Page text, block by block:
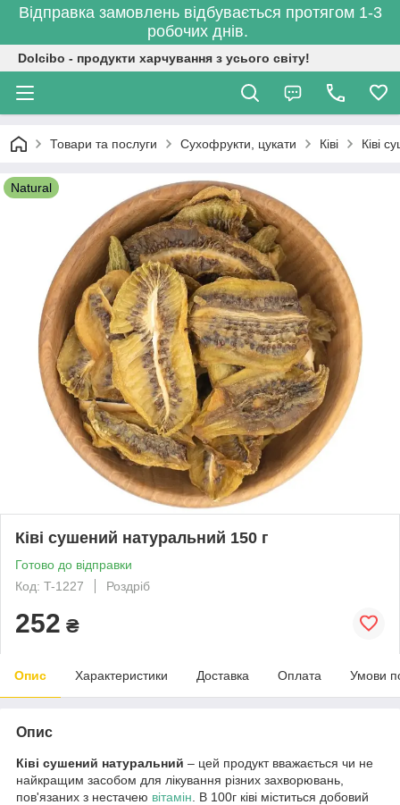
Відправка замовлень відбувається протягом 1-3
робочих днів.
Dolcibo - продукти харчування з усього світу!
Товари та послуги Сухофрукти, цукати Ківі Ківі
Natural
Ківі сушений натуральний 150 г
Готово до відправки
Код: T-1227
Роздріб
252 ₴
Опис Характеристики Доставка Оплата Умови
Опис
Ківі сушений натуральний – цей продукт вважається чи не
найкращим засобом для лікування різних захворювань,
пов'язаних з нестачею вітамін . В 100г ківі міститься добовий